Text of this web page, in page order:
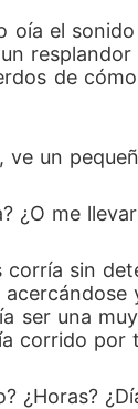
oía el
de
ve un
¿O me
corría sin
ser una
corrido por
¿Horas?